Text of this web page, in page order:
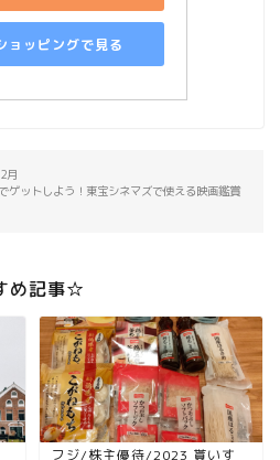
ョッピングで見る
2月
ットしよう！東宝シネマズで使える映画鑑賞
め記事☆
フジ/株主優待/2023 貰いす